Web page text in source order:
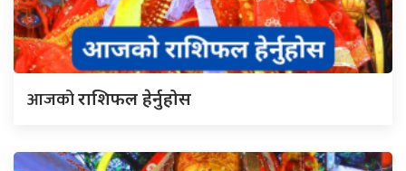
आजकोराशिफल हेर्नुहोस